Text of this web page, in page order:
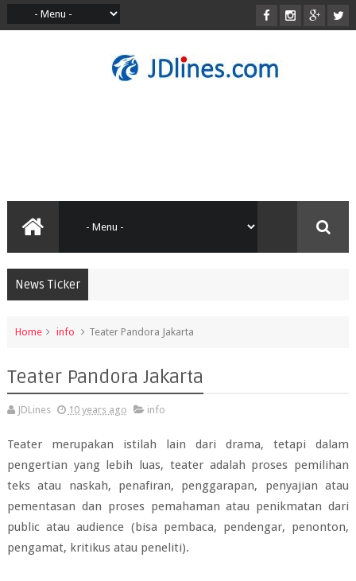
News Ticker
Home info Teater Pandora Jakarta
Teater Pandora Jakarta
JDLines 10 years ago info
Teater merupakan istilah lain dari drama, tetapi dalam
pengertian yang lebih luas, teater adalah proses pemilihan
teks atau naskah, penafiran, penggarapan, penyajian atau
pementasan dan proses pemahaman atau penikmatan dari
public atau audience (bisa pembaca, pendengar, penonton,
pengamat, kritikus atau peneliti).